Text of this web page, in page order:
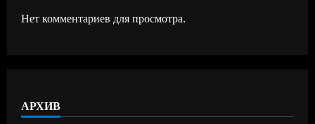
Нет комментариев для просмотра.
АРХИВ